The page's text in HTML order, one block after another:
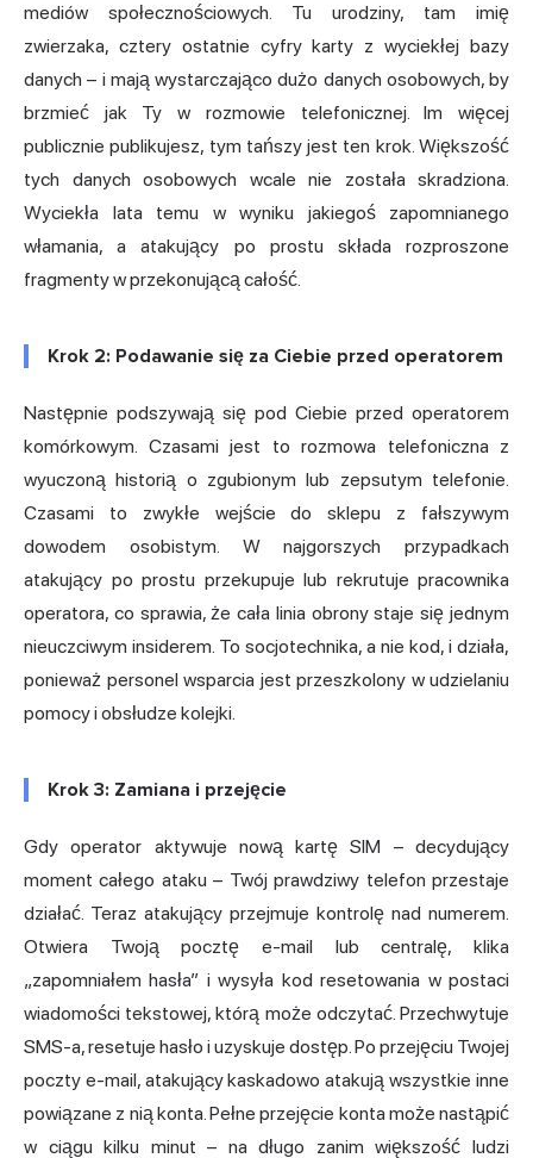
mediów społecznościowych. Tu urodziny, tam imię
zwierzaka, cztery ostatnie cyfry karty z wyciekłej bazy
danych – i mają wystarczająco dużo danych osobowych, by
brzmieć jak Ty w rozmowie telefonicznej. Im więcej
publicznie publikujesz, tym tańszy jest ten krok. Większość
tych danych osobowych wcale nie została skradziona.
Wyciekła lata temu w wyniku jakiegoś zapomnianego
włamania, a atakujący po prostu składa rozproszone
fragmenty w przekonującą całość.
Krok 2: Podawanie się za Ciebie przed operatorem
Następnie podszywają się pod Ciebie przed operatorem
komórkowym. Czasami jest to rozmowa telefoniczna z
wyuczoną historią o zgubionym lub zepsutym telefonie.
Czasami to zwykłe wejście do sklepu z fałszywym
dowodem osobistym. W najgorszych przypadkach
atakujący po prostu przekupuje lub rekrutuje pracownika
operatora, co sprawia, że cała linia obrony staje się jednym
nieuczciwym insiderem. To socjotechnika, a nie kod, i działa,
ponieważ personel wsparcia jest przeszkolony w udzielaniu
pomocy i obsłudze kolejki.
Krok 3: Zamiana i przejęcie
Gdy operator aktywuje nową kartę SIM – decydujący
moment całego ataku – Twój prawdziwy telefon przestaje
działać. Teraz atakujący przejmuje kontrolę nad numerem.
Otwiera Twoją pocztę e-mail lub centralę, klika
„zapomniałem hasła” i wysyła kod resetowania w postaci
wiadomości tekstowej, którą może odczytać. Przechwytuje
SMS-a, resetuje hasło i uzyskuje dostęp. Po przejęciu Twojej
poczty e-mail, atakujący kaskadowo atakują wszystkie inne
powiązane z nią konta. Pełne przejęcie konta może nastąpić
w ciągu kilku minut – na długo zanim większość ludzi